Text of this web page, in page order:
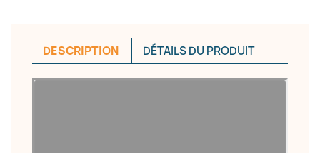
DESCRIPTION DÉTAILS DU PRODUIT